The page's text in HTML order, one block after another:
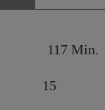
Min.
15